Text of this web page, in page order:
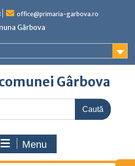
office@primaria-garbova.ro
Gârbova
Gârbova
Menu